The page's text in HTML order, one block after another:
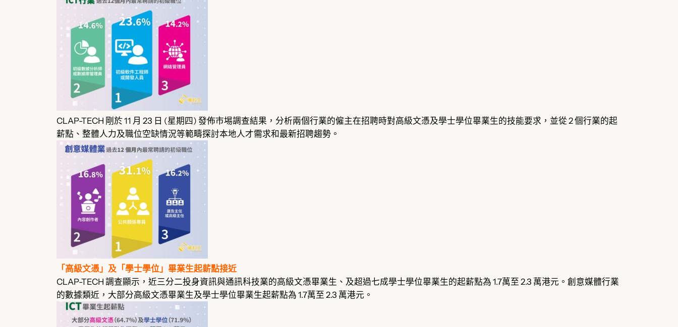
CLAP-TECH 剛於 11 月 23 日 (星期四) 發佈市埸調查結果，分析兩個行業的僱主在招聘時對高級文憑及學士學位畢業生的技能要求，並從 2 個行業的起
薪點、整體人力及職位空缺情況等範疇探討本地人才需求和最新招聘趨勢。
「高級文憑」及「學士學位」畢業生起薪點接近
CLAP-TECH 調查顯示，近三分二投身資訊與通訊科技業的高級文憑畢業生、及超過七成學士學位畢業生的起薪點為 1.7萬至 2.3 萬港元。創意媒體行業
的數據類近，大部分高級文憑畢業生及學士學位畢業生起薪點為 1.7萬至 2.3 萬港元。